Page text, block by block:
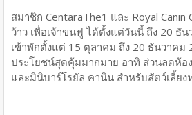
สมาชิก CentaraThe1 และ Royal Canin
ว้าว เพื่อเจ้าขนฟู ได้ตั้งแต่วันนี้ ถึง 20 ธั
เข้าพักตั้งแต่ 15 ตุลาคม ถึง 20 ธันวาคม
ประโยชน์สุดคุ้มมากมาย อาทิ ส่วนลดห้อ
และมินิบาร์โรยัล คานิน สำหรับสัตว์เลี้ยง